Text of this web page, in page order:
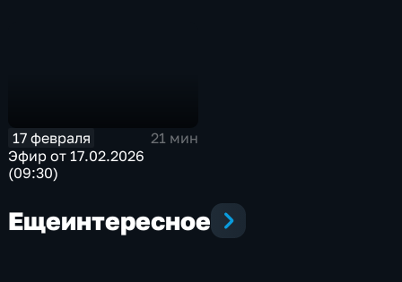
17 февраля
21 мин
Эфир от 17.02.2026
(09:30)
Ещеинтересное